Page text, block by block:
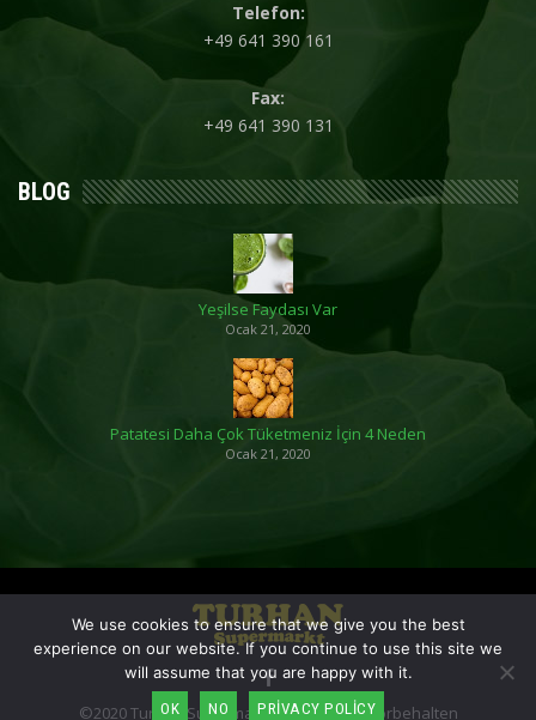
Telefon:
+49 641 390 161
Fax:
+49 641 390 131
BLOG
Yeşilse Faydası Var
Ocak 21, 2020
Patatesi Daha Çok Tüketmeniz İçin 4 Neden
Ocak 21, 2020
©2020 Turhan Supermarkt - Alle Rechte vorbehalten
We use cookies to ensure that we give you the best
experience on our website. If you continue to use this site we
will assume that you are happy with it.
OK NO PRIVACY POLICY